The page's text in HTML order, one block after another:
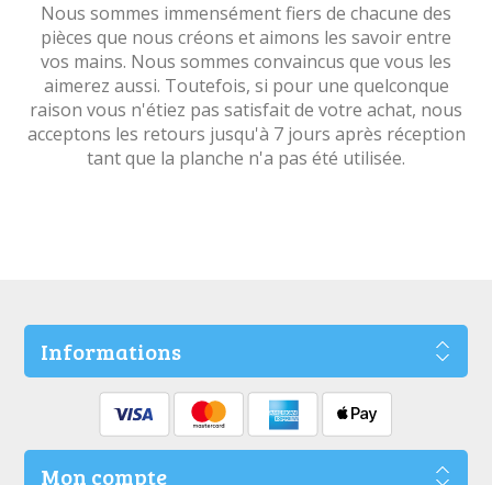
Nous sommes immensément fiers de chacune des
pièces que nous créons et aimons les savoir entre
vos mains. Nous sommes convaincus que vous les
aimerez aussi. Toutefois, si pour une quelconque
raison vous n'étiez pas satisfait de votre achat, nous
acceptons les retours jusqu'à 7 jours après réception
tant que la planche n'a pas été utilisée.
Informations
Mon compte